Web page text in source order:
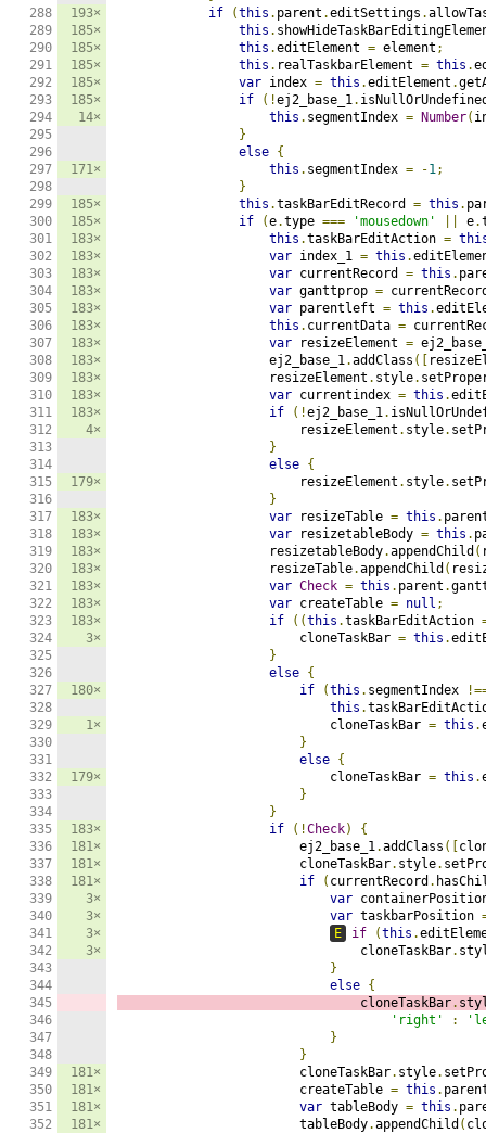
193×
185×
185×
185×
185×
185×
14×
171×
185×
185×
183×
183×
183×
183×
183×
183×
183×
183×
183×
183×
183×
4×
179×
183×
183×
183×
183×
183×
183×
183×
3×
180×
1×
179×
183×
181×
181×
181×
3×
3×
3×
3×
181×
181×
181×
181×
if
(this . parent .editSettings .
this .
this .editElement = element ;
this . realTaskbarElement = this .
var index = this .editElement .
if
(!ej2_base_1.
this . segmentIndex = Number(
}
else {
this . segmentIndex = -1;
}
this .taskBarEditRecord = this .
if
(e.type === 'mousedown' e.
this .taskBarEditAction =
var index_1 = this .
var currentRecord = this .
var ganttprop =
var parentleft = this .
this . currentData =
var resizeElement =
                    ej2_base_1
.addClass ([
                    resizeElement
. style.
var currentindex = this .
if
(!ej2_base_1.
                        resizeElement
. style.
}
else {
                        resizeElement
. style.
}
var resizeTable = this .
var resizetableBody = this .
                    resizetableBody
.appendChild (
                    resizeTable
.appendChild (
var Check = this . parent .
var createTable = null ;
if
((this .taskBarEditAction
                        cloneTaskBar
= this .
}
else {
if
(this . segmentIndex
this .
                            cloneTaskBar
= this .
}
else {
                            cloneTaskBar
= this .
}
}
if
(!Check)
{
                        ej2_base_1
.addClass ([
                        cloneTaskBar
. style.
if
( currentRecord .
var
var taskbarPosition
E
if (this .
                                cloneTaskBar
.
}
else {
                                cloneTaskBar
.
'right'
:
}
}
                        cloneTaskBar
. style.
                        createTable
= this .
var tableBody = this .
                        tableBody
.appendChild (